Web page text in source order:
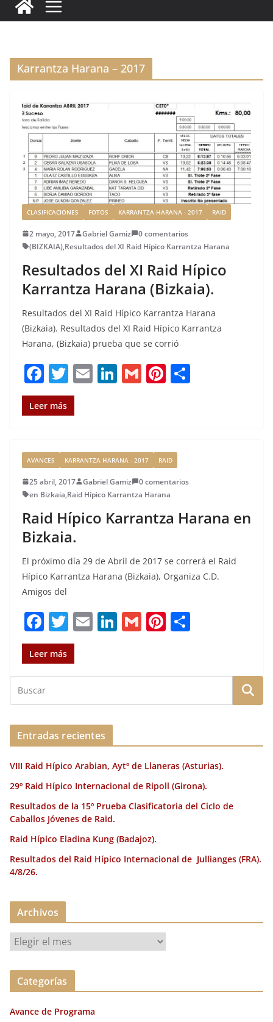
e
o
o
k
te l e
n
l re p
ir
Karrantza Harana – 2017
CLASIFICACIONES FOTOS KARRANTZA HARANA - 2017 RAID
2 mayo, 2017 Gabriel Gamiz
0 comentarios
(BIZKAIA),Resultados del XI Raid Hípico Karrantza Harana
Resultados del XI Raid Hípico
Karrantza Harana (Bizkaia).
Resultados del XI Raid Hípico Karrantza Harana
(Bizkaia). Resultados del XI Raid Hípico Karrantza
Harana, (Bizkaia) prueba que se corrió
F
a
c
b
o
o
k
T
w
it
r
E Li
dI
n
G Pi
st
Leer más
AVANCES KARRANTZA HARANA - 2017 RAID
25 abril, 2017 Gabriel Gamiz
0 comentarios
en Bizkaia,Raid Hípico Karrantza Harana
Raid Hípico Karrantza Harana en
Bizkaia.
El próximo día 29 de Abril de 2017 se correrá el Raid
Hípico Karrantza Harana (Bizkaia), Organiza C.D.
Amigos del
F
a
c
e
b
o
o
k
T
w
it
te
r
E
l
Li
e
dI
G
l
Pi
re
st
p
a
ir
Leer más
Entradas recientes
VIII Raid Hípico Arabian, Aytº de Llaneras (Asturias).
29º Raid Hípico Internacional de Ripoll (Girona).
Resultados de la 15º Prueba Clasificatoria del Ciclo de
Caballos Jóvenes de Raid.
Raid Hípico Eladina Kung (Badajoz).
Resultados del Raid Hípico Internacional de Jullianges (FRA).
4/8/26.
Archivos
r
c
v
Categorías
Avance de Programa